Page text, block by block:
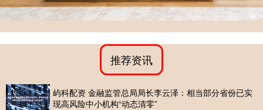
推荐资讯
屿科配资 金融监管总局局长李云泽：相当部分省份已实
现高风险中小机构“动态清零”